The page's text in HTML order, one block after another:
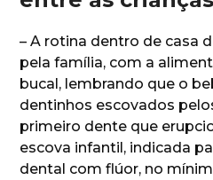
– A rotina dentro de casa
pela família, com a
bucal, lembrando que o
dentinhos escovados
primeiro dente que
escova infantil, indicada
dental com flúor, no